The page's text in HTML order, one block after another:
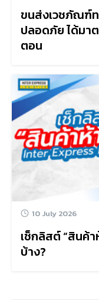
ขนส่งเวชภัณฑ์ท
ปลอดภัย ได้มา
ตอน
10 July 2026
เช็กลิสต์ “สินค้า
บ้าง?